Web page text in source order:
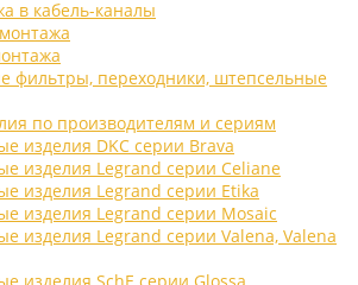
в кабель-каналы
фильтры, переходники, штепсельные
по производителям и сериям
изделия DKC серии Brava
изделия Legrand серии Celiane
изделия Legrand серии Etika
изделия Legrand серии Mosaic
изделия Legrand серии Valena, Valena